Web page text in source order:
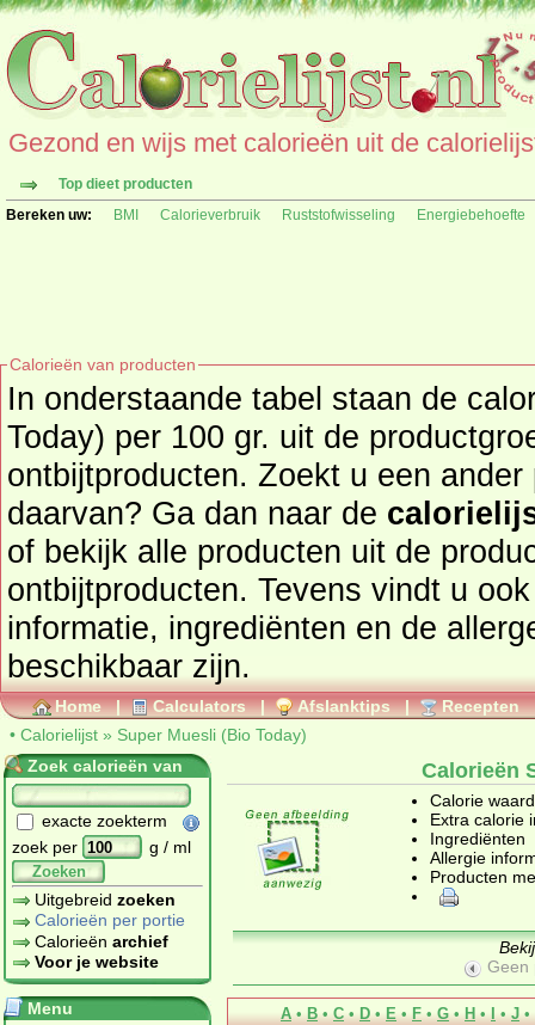
Gezond en wijs met calorieën uit de
Top dieet producten
Bereken uw:
BMI Calorieverbruik Ruststofwisseling Energiebehoefte
Calorieën van producten
In onderstaande tabel staan de
Today) per 100 gr. uit de
ontbijtproducten. Zoekt u een ander product en de calorieën
daarvan? Ga dan naar de
of bekijk alle producten uit de
ontbijtproducten. Tevens vindt u ook de uitgebreide calorie
informatie, ingrediënten en de
beschikbaar zijn.
Home | Calculators | Afslanktips | Recepten
• Calorielijst » Super Muesli (Bio Today)
Zoek calorieën van
exacte zoekterm
zoek per
g / ml
Zoeken
Uitgebreid zoeken
Calorieën per portie
Calorieën archief
Voor je website
Menu
Calorieën
Calorie
Extra calorie
Ingrediënten
Allergie
Producten
Geen
A • B • C • D • E • F • G • H • I • J •